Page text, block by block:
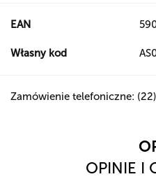
EAN
Własny kod
Zamówienie telefoniczne:
OPINIE I